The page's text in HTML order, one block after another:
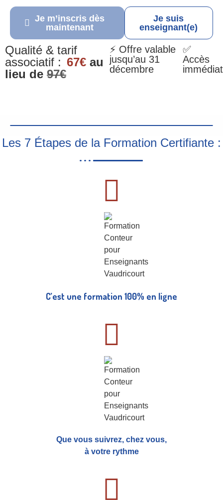
Je m’inscris dès
maintenant
Je suis
enseignant(e)
Qualité & tarif
associatif : 67€ au
lieu de 97€
⚡ Offre valable
jusqu’au 31
décembre
✅
Accès
immédiat
Les 7 Étapes de la Formation Certifiante :
C’est une formation 100% en ligne
Que vous suivrez, chez vous,
à votre rythme